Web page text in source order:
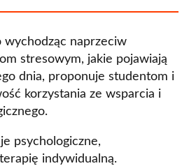
wychodząc naprzeciw
stresowym, jakie pojawiają
dnia, proponuje studentom i
korzystania ze wsparcia i
psychologiczne,
indywidualną.